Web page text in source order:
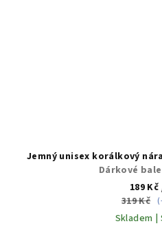
Jemný unisex korálkový
Dárkové
189 Kč
319 Kč
Skladem |